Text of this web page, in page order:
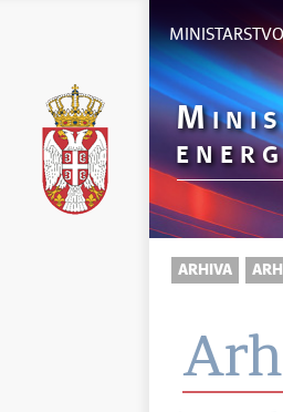
MINISTARSTVO
M
ARHIVA